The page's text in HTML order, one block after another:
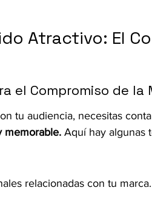
Atractivo: El
el Compromiso de la
tu audiencia, necesitas
memorable. Aquí hay algunas
relacionadas con tu marca.